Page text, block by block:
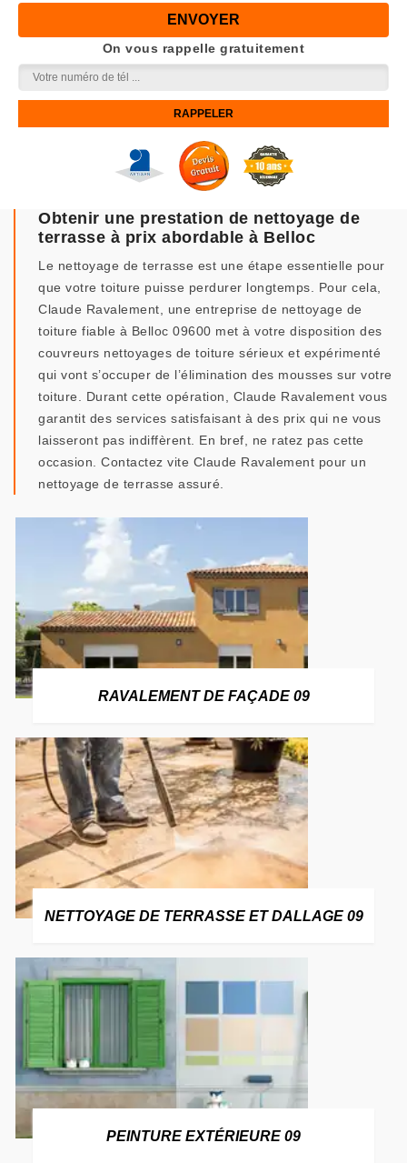
On vous rappelle gratuitement
Obtenir une prestation de nettoyage de
terrasse à prix abordable à Belloc
Le nettoyage de terrasse est une étape essentielle pour
que votre toiture puisse perdurer longtemps. Pour cela,
Claude Ravalement, une entreprise de nettoyage de
toiture fiable à Belloc 09600 met à votre disposition des
couvreurs nettoyages de toiture sérieux et expérimenté
qui vont s’occuper de l’élimination des mousses sur votre
toiture. Durant cette opération, Claude Ravalement vous
garantit des services satisfaisant à des prix qui ne vous
laisseront pas indiffèrent. En bref, ne ratez pas cette
occasion. Contactez vite Claude Ravalement pour un
nettoyage de terrasse assuré.
RAVALEMENT DE FAÇADE 09
NETTOYAGE DE TERRASSE ET DALLAGE 09
PEINTURE EXTÉRIEURE 09